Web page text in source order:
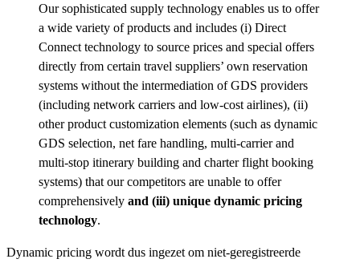
Our sophisticated supply technology enables us to offer
a wide variety of products and includes (i) Direct
Connect technology to source prices and special offers
directly from certain travel suppliers’ own reservation
systems without the intermediation of GDS providers
(including network carriers and low-cost airlines), (ii)
other product customization elements (such as dynamic
GDS selection, net fare handling, multi-carrier and
multi-stop itinerary building and charter flight booking
systems) that our competitors are unable to offer
comprehensively and (iii) unique dynamic pricing
technology.
Dynamic pricing wordt dus ingezet om niet-geregistreerde